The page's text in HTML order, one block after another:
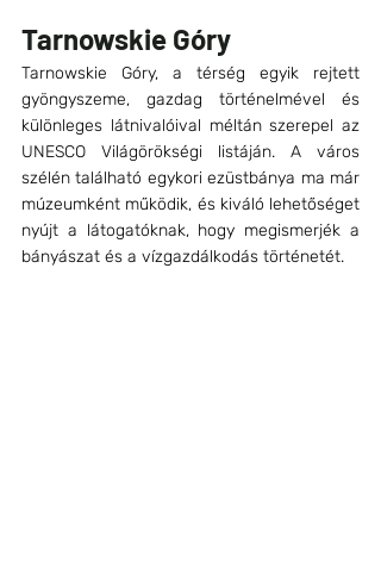
Tarnowskie Góry
Tarnowskie Góry, a térség egyik rejtett
gyöngyszeme, gazdag történelmével és
különleges látnivalóival méltán szerepel az
UNESCO Világörökségi listáján. A város
szélén található egykori ezüstbánya ma már
múzeumként működik, és kiváló lehetőséget
nyújt a látogatóknak, hogy megismerjék a
bányászat és a vízgazdálkodás történetét.